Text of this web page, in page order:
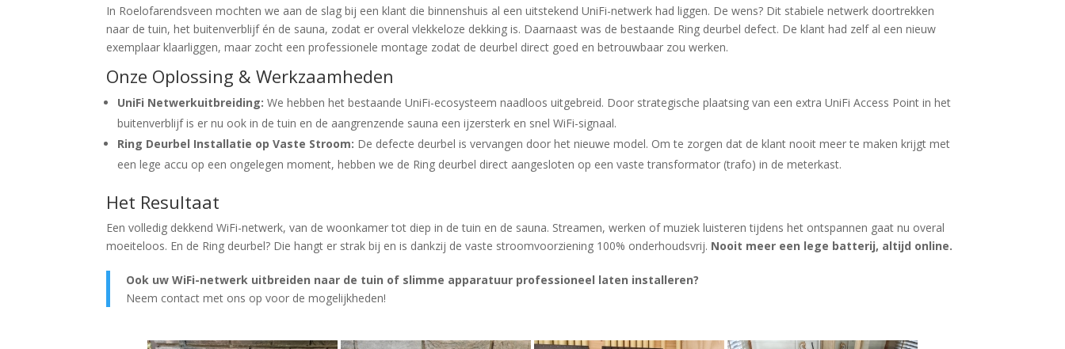
In Roelofarendsveen mochten we aan de slag bij een klant die binnenshuis al een uitstekend UniFi-netwerk had liggen. De wens? Dit stabiele netwerk doortrekken
naar de tuin, het buitenverblijf én de sauna, zodat er overal vlekkeloze dekking is. Daarnaast was de bestaande Ring deurbel defect. De klant had zelf al een nieuw
exemplaar klaarliggen, maar zocht een professionele montage zodat de deurbel direct goed en betrouwbaar zou werken.
Onze Oplossing & Werkzaamheden
UniFi Netwerkuitbreiding: We hebben het bestaande UniFi-ecosysteem naadloos uitgebreid. Door strategische plaatsing van een extra UniFi Access Point in het
buitenverblijf is er nu ook in de tuin en de aangrenzende sauna een ijzersterk en snel WiFi-signaal.
Ring Deurbel Installatie op Vaste Stroom: De defecte deurbel is vervangen door het nieuwe model. Om te zorgen dat de klant nooit meer te maken krijgt met
een lege accu op een ongelegen moment, hebben we de Ring deurbel direct aangesloten op een vaste transformator (trafo) in de meterkast.
Het Resultaat
Een volledig dekkend WiFi-netwerk, van de woonkamer tot diep in de tuin en de sauna. Streamen, werken of muziek luisteren tijdens het ontspannen gaat nu overal
moeiteloos. En de Ring deurbel? Die hangt er strak bij en is dankzij de vaste stroomvoorziening 100% onderhoudsvrij. Nooit meer een lege batterij, altijd online.
Ook uw WiFi-netwerk uitbreiden naar de tuin of slimme apparatuur professioneel laten installeren?
Neem contact met ons op voor de mogelijkheden!